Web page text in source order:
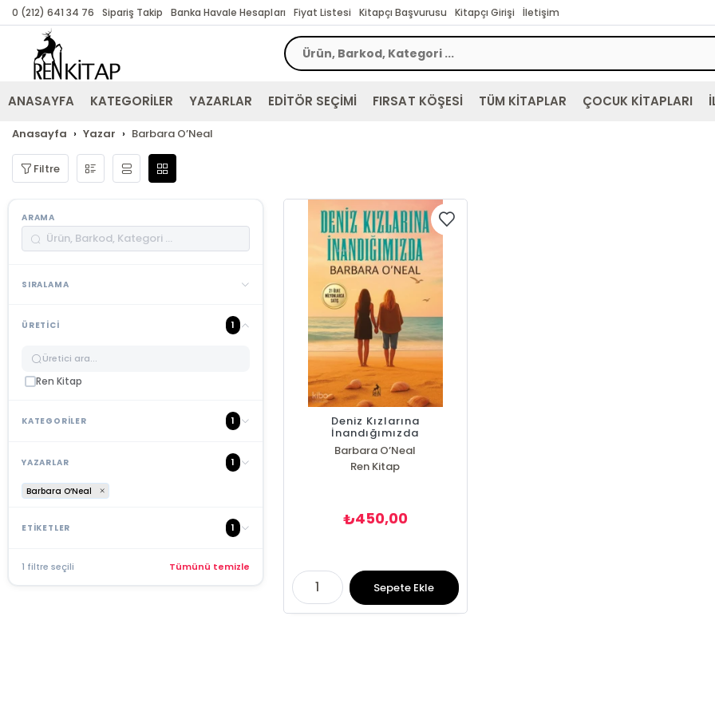
0 (212) 641 34 76 Sipariş Takip Banka Havale Hesapları Fiyat Listesi Kitapçı Başvurusu Kitapçı Girişi İletişim
ANASAYFA KATEGORİLER YAZARLAR EDİTÖR SEÇİMİ FIRSAT KÖŞESİ TÜM KİTAPLAR ÇOCUK KİTAPLARI
Anasayfa Yazar Barbara O’Neal
Filtre
ARAMA
SIRALAMA
ÜRETICI 1
Ren Kitap
KATEGORİLER 1
YAZARLAR 1
Barbara O’Neal
ETİKETLER 1
1 filtre seçili Tümünü temizle
Deniz Kızlarına
İnandığımızda
Barbara O’Neal
Ren Kitap
₺450,00
Sepete Ekle